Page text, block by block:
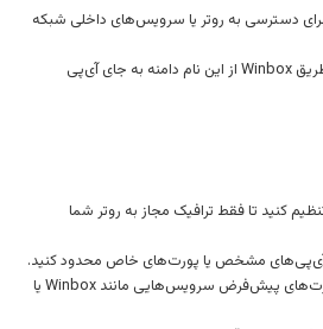
برای دسترسی به روتر یا سرویس‌های داخلی شبکه
برای مثال، برای اتصال به روتر از طریق Winbox از این نام دامنه به جای آی‌پی
کنید تا فقط ترافیک مجاز به روتر شما
آی‌پی‌های مشخص یا پورت‌های خاص محدود کنید.
همچنین برای افزایش امنیت، پورت‌های پیش‌فرض سرویس‌هایی مانند Winbox یا